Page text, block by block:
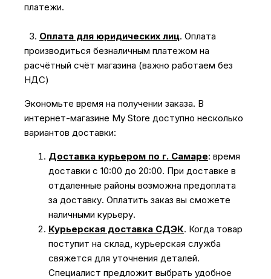
платежи.
3. Оплата для юридических лиц. Оплата
производиться безналичным платежом на
расчётный счёт магазина (важно работаем без
НДС)
Экономьте время на получении заказа. В
интернет-магазине My Store доступно несколько
вариантов доставки:
Доставка курьером по г. Самаре: время
доставки с 10:00 до 20:00. При доставке в
отдаленные районы возможна предоплата
за доставку. Оплатить заказ вы сможете
наличными курьеру.
Курьерская доставка СДЭК. Когда товар
поступит на склад, курьерская служба
свяжется для уточнения деталей.
Специалист предложит выбрать удобное